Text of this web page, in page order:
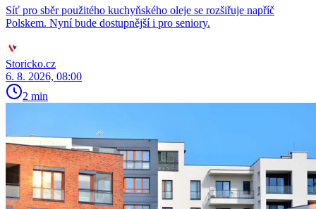
Síť pro sběr použitého kuchyňského oleje se rozšiřuje napříč
Polskem. Nyní bude dostupnější i pro seniory.
Storicko.cz
6. 8. 2026, 08:00
2 min